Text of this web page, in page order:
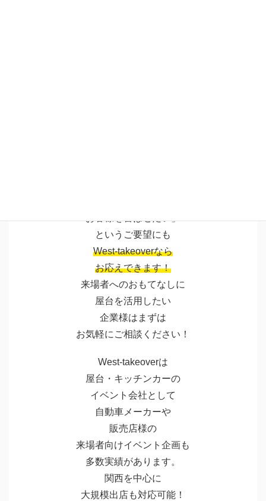
というご要望にも
West-takeoverなら
お応えできます！
来場者へのおもてなしに
屋台を活用したい
企業様はまずは
お気軽にご相談ください！
West-takeoverは
屋台・キッチンカーの
イベント会社として
自動車メーカーや
販売店様の
来場者向けイベント企画も
多数実績があります。
関西を中心に
大規模出店も対応可能！